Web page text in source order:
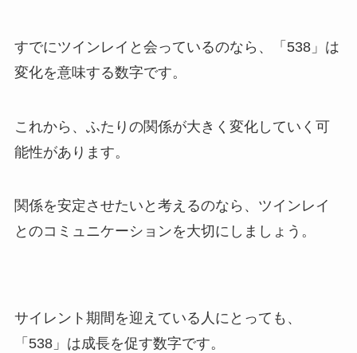
すでにツインレイと会っているのなら、「538」は
変化を意味する数字です。
これから、ふたりの関係が大きく変化していく可
能性があります。
関係を安定させたいと考えるのなら、ツインレイ
とのコミュニケーションを大切にしましょう。
サイレント期間を迎えている人にとっても、
「538」は成長を促す数字です。